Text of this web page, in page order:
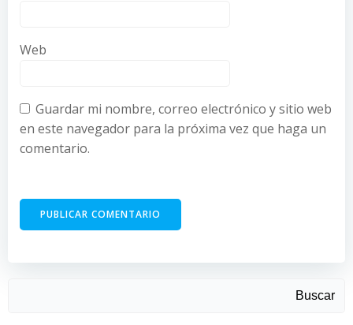
Web
Guardar mi nombre, correo electrónico y sitio web
en este navegador para la próxima vez que haga un
comentario.
Buscar